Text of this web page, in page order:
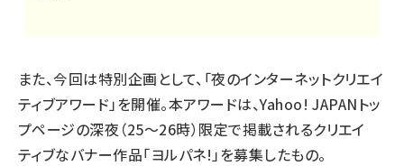
また、今回は特別企画として、「夜のインターネットクリエイ
ティブアワード」を開催。本アワードは、Yahoo! JAPANトッ
プページの深夜（25～26時）限定で掲載されるクリエイ
ティブなバナー作品「ヨルパネ!」を募集したもの。